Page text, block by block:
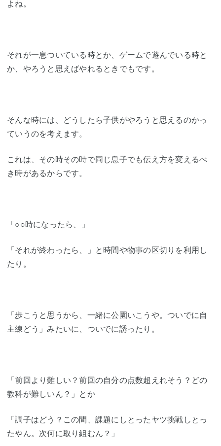
よね。
それが一息ついている時とか、ゲームで遊んでいる時と
か、やろうと思えばやれるときでもです。
そんな時には、どうしたら子供がやろうと思えるのかっ
ていうのを考えます。
これは、その時その時で同じ息子でも伝え方を変えるべ
き時があるからです。
「○○時になったら、」
「それが終わったら、」と時間や物事の区切りを利用し
たり。
「歩こうと思うから、一緒に公園いこうや。ついでに自
主練どう」みたいに、ついでに誘ったり。
「前回より難しい？前回の自分の点数超えれそう？どの
教科が難しいん？」とか
「調子はどう？この間、課題にしとったヤツ挑戦しとっ
たやん。次何に取り組むん？」